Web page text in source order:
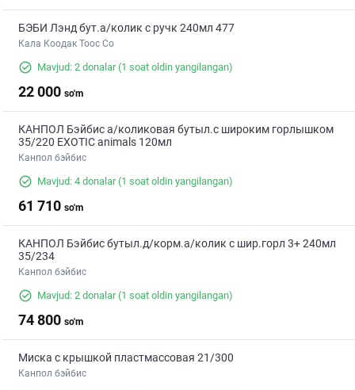
БЭБИ Лэнд бут.а/колик с ручк 240мл 477
Кала Коодак Тоос Со
Mavjud: 2 donalar(1 soat oldin yangilangan)
22 000 so'm
КАНПОЛ Бэйбис а/коликовая бутыл.с широким горлышком
35/220 EXOTIC animals 120мл
Канпол бэйбис
Mavjud: 4 donalar(1 soat oldin yangilangan)
61 710 so'm
КАНПОЛ Бэйбис бутыл.д/корм.а/колик с шир.горл 3+ 240мл
35/234
Канпол бэйбис
Mavjud: 2 donalar(1 soat oldin yangilangan)
74 800 so'm
Миска с крышкой пластмассовая 21/300
Канпол бэйбис